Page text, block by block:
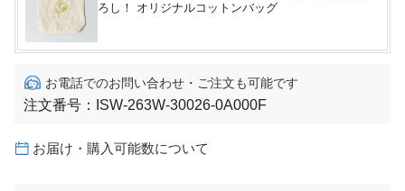
ろし！ オリジナルコットンバッグ
お電話でのお問い合わせ・ご注文も可能です
注文番号： ISW-263W-30026-0A000F
お届け・購入可能数について